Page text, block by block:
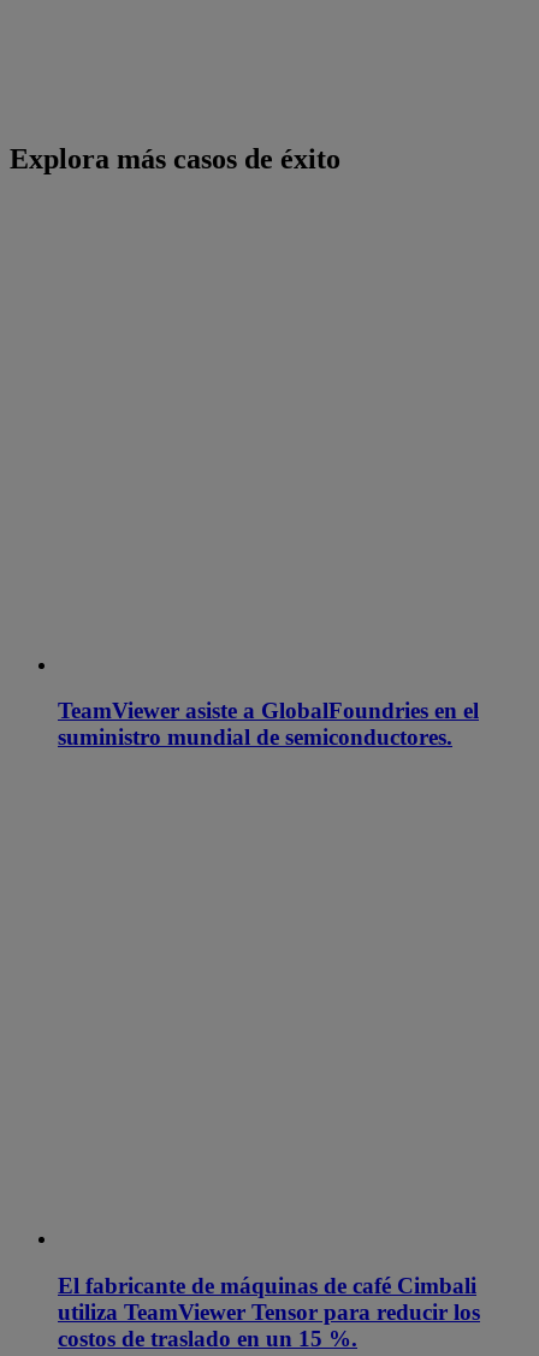
Explora más casos de éxito
TeamViewer asiste a GlobalFoundries en el
suministro mundial de semiconductores.
El fabricante de máquinas de café Cimbali
utiliza TeamViewer Tensor para reducir los
costos de traslado en un 15 %.